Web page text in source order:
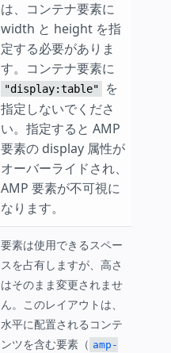
は、コンテナ要素に
width と height を指
定する必要がありま
す。コンテナ要素に
"display:table"
を
指定しないでくださ
い。指定すると AMP
要素の display 属性が
オーバーライドされ、
AMP 要素が不可視に
なります。
要素は使用できるスペー
スを占有しますが、高さ
はそのまま変更されませ
ん。このレイアウトは、
水平に配置されるコンテ
ンツを含む要素（ amp-